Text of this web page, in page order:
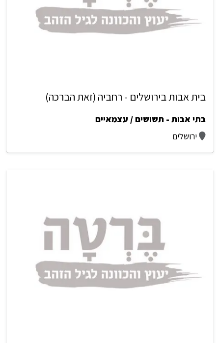
בית אבות בירושלים - רחביה (זאת הברכה)
בתי אבות - תשושים / עצמאיים
ירושלים